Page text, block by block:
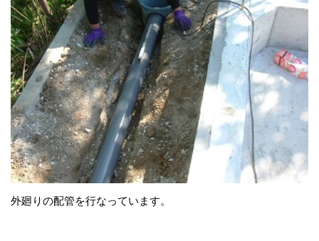
外廻りの配管を行なっています。